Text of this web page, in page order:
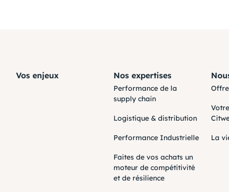
Vos enjeux Nos expertises
Performance de la
supply chain
Logistique & distribution
Performance Industrielle
Faites de vos achats un
moteur de compétitivité
et de résilience
La